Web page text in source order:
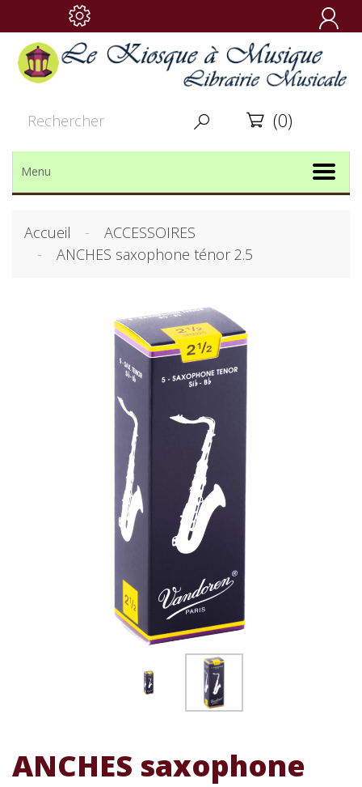

  (0)
Menu
Accueil
ACCESSOIRES
ANCHES saxophone ténor 2.5
ANCHES saxophone